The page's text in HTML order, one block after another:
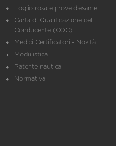
Foglio rosa e prove d’esame
Carta di Qualificazione del
Conducente (CQC)
Medici Certificatori - Novità
Modulistica
Patente nautica
Normativa